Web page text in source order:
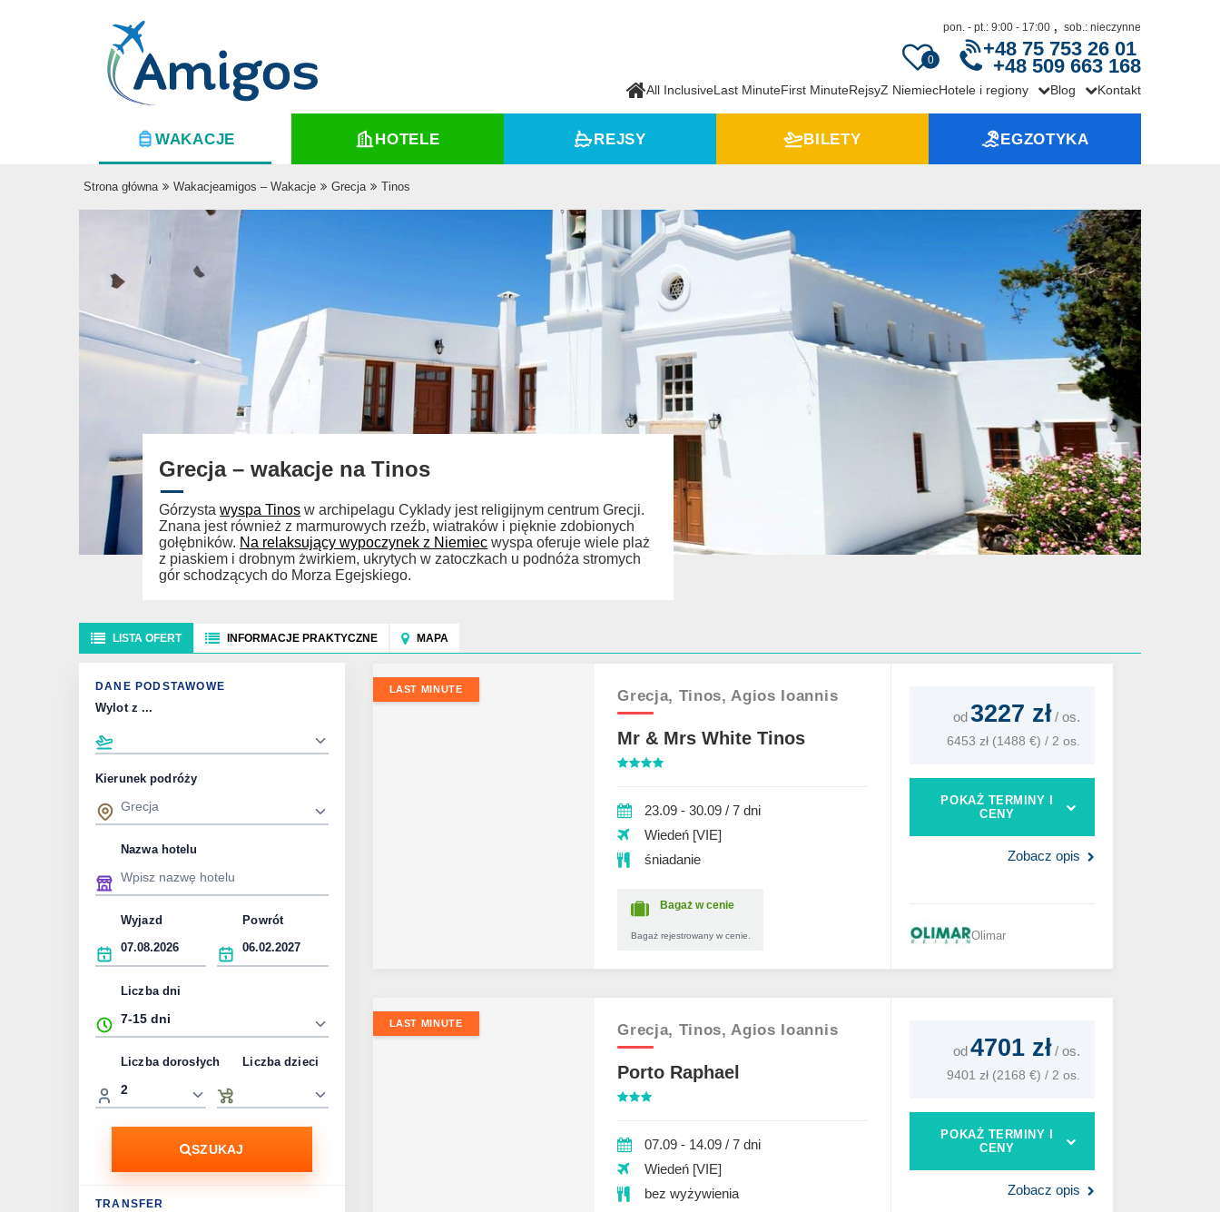
0
pon. - pt.: 9:00 - 17:00 , sob.: nieczynne
+48 75 753 26 01
+48 509 663 168
All InclusiveLast MinuteFirst MinuteRejsyZ NiemiecHotele i regiony Blog Kontakt
WAKACJE HOTELE REJSY BILETY EGZOTYKA
Strona główna Wakacjeamigos – Wakacje Grecja Tinos
Grecja – wakacje na Tinos
Górzystawyspa Tinos w archipelagu Cyklady jest religijnym centrum Grecji.
Znana jest również z marmurowych rzeźb, wiatraków i pięknie zdobionych
gołębników. Na relaksujący wypoczynek z Niemiec wyspa oferuje wiele plaż
z piaskiem i drobnym żwirkiem, ukrytych w zatoczkach u podnóża stromych
gór schodzących do Morza Egejskiego.
LISTA OFERT INFORMACJE PRAKTYCZNE MAPA
DANE PODSTAWOWE
Wylot z ...
Kierunek podróży
Nazwa hotelu
Wyjazd Powrót
Liczba dni
Liczba dorosłych Liczba dzieci
SZUKAJ
TRANSFER
LAST MINUTE Grecja, Tinos,Agios Ioannis
Mr & Mrs White Tinos
23.09 - 30.09 / 7 dni
Wiedeń [VIE]
śniadanie
Bagaż w cenie
Bagaż rejestrowany w cenie.
od3227 zł/ os.
6453 zł (1488 €) / 2 os.
POKAŻ TERMINY I
CENY
Zobacz opis
Olimar
LAST MINUTE Grecja, Tinos,Agios Ioannis
Porto Raphael
07.09 - 14.09 / 7 dni
Wiedeń [VIE]
bez wyżywienia
od4701 zł/ os.
9401 zł (2168 €) / 2 os.
POKAŻ TERMINY I
CENY
Zobacz opis